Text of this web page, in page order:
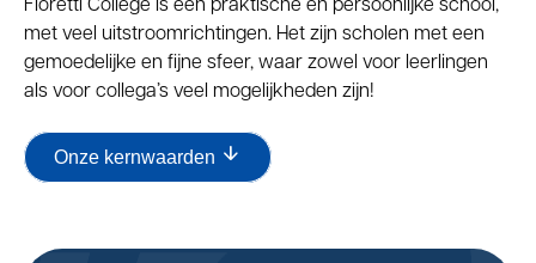
met veel uitstroomrichtingen. Het zijn scholen met een
gemoedelijke en fijne sfeer, waar zowel voor leerlingen
als voor collega’s veel mogelijkheden zijn!
Onze kernwaarden